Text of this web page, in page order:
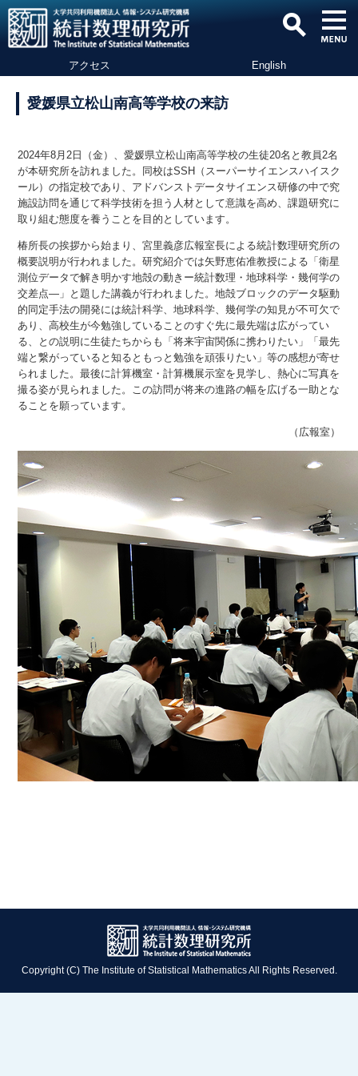
アクセス English
愛媛県立松山南高等学校の来訪
2024年8月2日（金）、愛媛県立松山南高等学校の生徒20名と教員2名
が本研究所を訪れました。同校はSSH（スーパーサイエンスハイスク
ール）の指定校であり、アドバンストデータサイエンス研修の中で究
施設訪問を通じて科学技術を担う人材として意識を高め、課題研究に
取り組む態度を養うことを目的としています。
椿所長の挨拶から始まり、宮里義彦広報室長による統計数理研究所の
概要説明が行われました。研究紹介では矢野恵佑准教授による「衛星
測位データで解き明かす地殻の動きー統計数理・地球科学・幾何学の
交差点―」と題した講義が行われました。地殻ブロックのデータ駆動
的同定手法の開発には統計科学、地球科学、幾何学の知見が不可欠で
あり、高校生が今勉強していることのすぐ先に最先端は広がってい
る、との説明に生徒たちからも「将来宇宙関係に携わりたい」「最先
端と繋がっていると知るともっと勉強を頑張りたい」等の感想が寄せ
られました。最後に計算機室・計算機展示室を見学し、熱心に写真を
撮る姿が見られました。この訪問が将来の進路の幅を広げる一助とな
ることを願っています。
（広報室）
Copyright (C) The Institute of Statistical Mathematics All Rights Reserved.